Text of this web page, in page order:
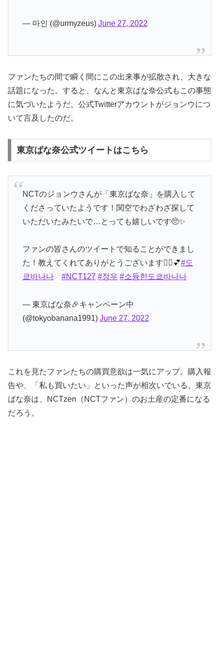
— 마인 (@urmyzeus) June 27, 2022
ファンたちの間で瞬く間にこの出来事が拡散され、大きな
話題になった。すると、なんと東京ばな奈公式もこの事態
に気づいたようだ。公式Twitterアカウントがジョンウにつ
いて言及したのだ。
東京ばな奈公式ツイートはこちら
NCTのジョンウさんが「東京ばな奈」を購入して
くださっていたようです！関空でわざわざ探して
いただいたみたいで…とっても嬉しいです🥺✨
ファンの皆さんのツイートで知ることができまし
た！教えてくれてありがとうございます🙋‍♀️💕#도
쿄바나나
#NCT127 #정우 #소듕한도쿄바나나
— 東京ばな奈🎉キャンペーン中
(@tokyobanana1991) June 27, 2022
これを見たファンたちの購買意欲は一気にアップ。購入報
告や、「私も買いたい」といった声が相次いでいる。東京
ばな奈は、NCTzen（NCTファン）のお土産の定番になる
だろう。